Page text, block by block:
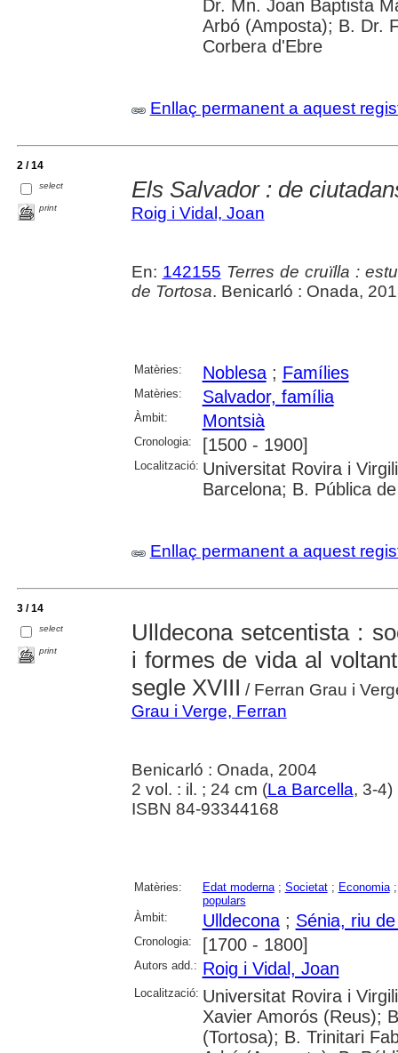
Dr. Mn. Joan Baptista
Arbó (Amposta); B. Dr.
Corbera d'Ebre
Enllaç permanent a aquest
2 / 14
select
print
Els Salvador : de
Roig i Vidal, Joan
En: 142155 Terres de cruïlla :
de Tortosa. Benicarló : Onada,
Matèries: Noblesa; Famílies
Matèries: Salvador, família
Àmbit: Montsià
Cronologia: [1500 - 1900]
Localització: Universitat Rovira i
Barcelona; B. Pública
Enllaç permanent a aquest
3 / 14
select
print
Ulldecona setcentista :
i formes de vida al
segle XVIII / Ferran Grau i
Grau i Verge, Ferran
Benicarló : Onada, 2004
2 vol. : il. ; 24 cm (La Barcella, 3-4)
ISBN 84-93344168
Matèries: Edat moderna; Societat; Economia
populars
Àmbit:
Ulldecona; Sénia, riu
Cronologia: [1700 - 1800]
Autors add.: Roig i Vidal, Joan
Localització: Universitat Rovira i
Xavier Amorós (Reus);
(Tortosa); B. Trinitari